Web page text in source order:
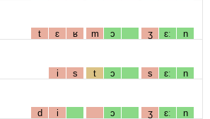
t ɛ ʁ m ɔ ʒ ɛː n
i s t ɔ s ɛː n
d i ɔ ʒ ɛː n